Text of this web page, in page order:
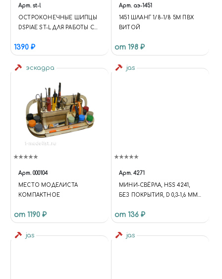
Арт. st-l
ОСТРОКОНЕЧНЫЕ ШИПЦЫ
DSPIAE ST-L ДЛЯ РАБОТЫ С
МЯГКИМ ПЛАСТИКОМ
НОВИНКИ 2020-2021
1390 ₽
Арт. аэ-1451
1451 ШЛАНГ 1/8-1/8 5М ПВХ
ВИТОЙ
от 198 ₽
эскадра
Арт. 000104
МЕСТО МОДЕЛИСТА
КОМПАКТНОЕ
от 1190 ₽
jas
Арт. 4271
МИНИ-СВЁРЛА, HSS 4241,
БЕЗ ПОКРЫТИЯ, D 0,3-1,6 ММ,
от 136 ₽
jas jas